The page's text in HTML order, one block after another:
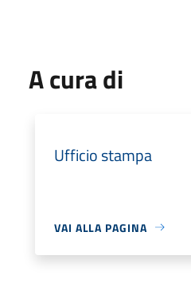
A cura di
Ufficio stampa
VAI ALLA PAGINA